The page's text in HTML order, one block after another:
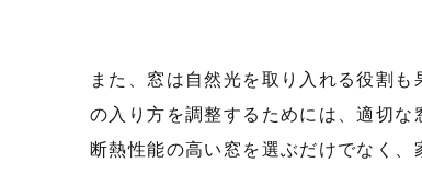
また、窓は自然光を取り入れる役割
の入り方を調整するためには、適切
断熱性能の高い窓を選ぶだけでなく